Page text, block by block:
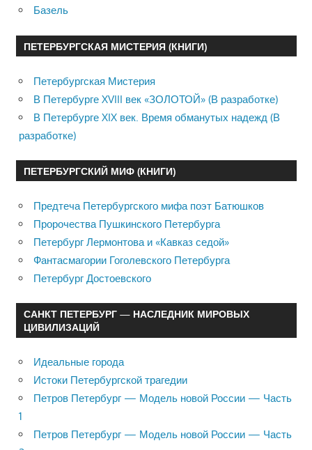
Базель
ПЕТЕРБУРГСКАЯ МИСТЕРИЯ (КНИГИ)
Петербургская Мистерия
В Петербурге XVIII век «ЗОЛОТОЙ» (В разработке)
В Петербурге XIX век. Время обманутых надежд (В
разработке)
ПЕТЕРБУРГСКИЙ МИФ (КНИГИ)
Предтеча Петербургского мифа поэт Батюшков
Пророчества Пушкинского Петербурга
Петербург Лермонтова и «Кавказ седой»
Фантасмагории Гоголевского Петербурга
Петербург Достоевского
САНКТ ПЕТЕРБУРГ — НАСЛЕДНИК МИРОВЫХ
ЦИВИЛИЗАЦИЙ
Идеальные города
Истоки Петербургской трагедии
Петров Петербург — Модель новой России — Часть
1
Петров Петербург — Модель новой России — Часть